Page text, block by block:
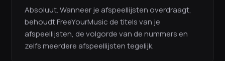
Absoluut. Wanneer je afspeellijsten overdraagt,
behoudt FreeYourMusic de titels van je
afspeellijsten, de volgorde van de nummers en
zelfs meerdere afspeellijsten tegelijk.